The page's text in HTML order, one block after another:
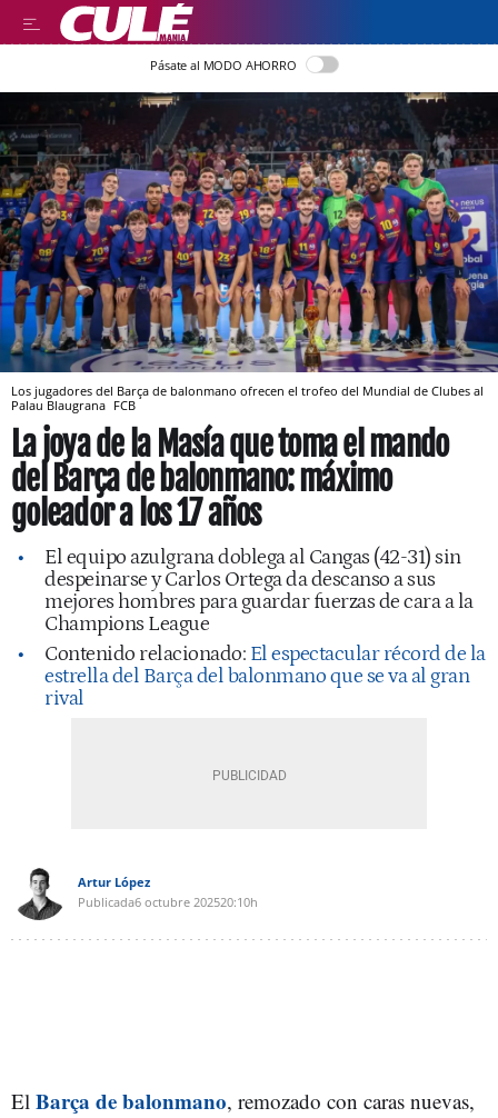
Pásate al MODO AHORRO
Los jugadores del Barça de balonmano ofrecen el trofeo del Mundial de Clubes al
Palau Blaugrana FCB
La joya de la Masía que toma el mando
del Barça de balonmano: máximo
goleador a los 17 años
El equipo azulgrana doblega al Cangas (42-31) sin
despeinarse y Carlos Ortega da descanso a sus
mejores hombres para guardar fuerzas de cara a la
Champions League
Contenido relacionado: El espectacular récord de la
estrella del Barça del balonmano que se va al gran
rival
Artur López
Publicada6 octubre 202520:10h
El Barça de balonmano, remozado con caras nuevas,